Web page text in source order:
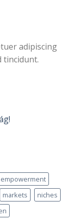
adipiscing
tincidunt.
empowerment
markets
niches